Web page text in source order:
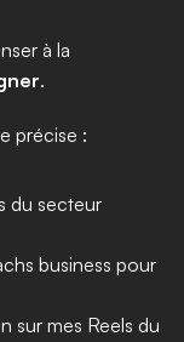
à la
.
précise :
du secteur
business pour
sur mes Reels du